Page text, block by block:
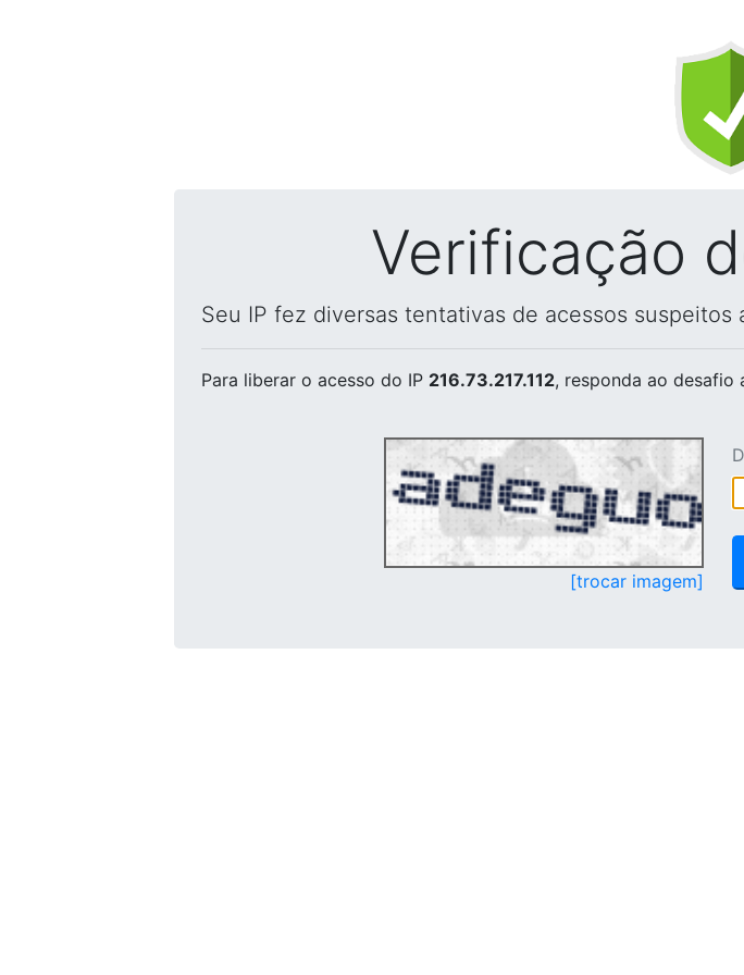
Verificação
Seu IP fez diversas tentativas de acessos suspeitos
Para liberar o acesso do IP 216.73.217.112, responda ao desafio
[trocar imagem]